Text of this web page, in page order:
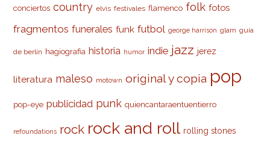
conciertos country elvis festivales flamenco folk fotos
fragmentos funerales funk futbol george harrison glam guía
de berlín hagiografia historia humor indie jazz jerez
literatura maleso motown original y copia pop
pop-eye publicidad punk quiencantaraentuentierro
refoundations rock rock and roll rolling stones